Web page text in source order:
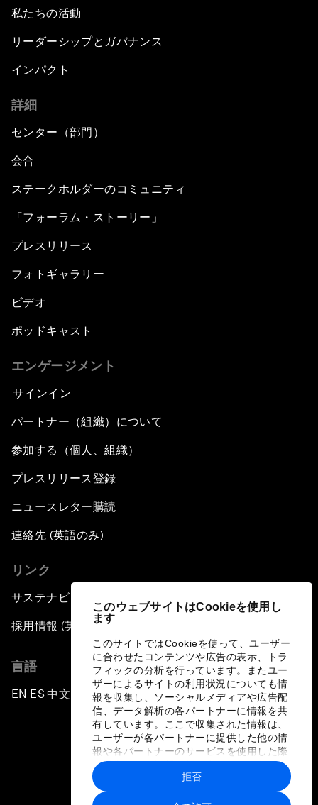
このウェブサイトはCookieを使用し
ます
このサイトではCookieを使って、ユーザー
に合わせたコンテンツや広告の表示、トラ
フィックの分析を行っています。またユー
ザーによるサイトの利用状況についても情
報を収集し、ソーシャルメディアや広告配
信、データ解析の各パートナーに情報を共
有しています。ここで収集された情報は、
ユーザーが各パートナーに提供した他の情
報や各パートナーのサービスを使用した際
に収集された情報と組み合わされ、各パー
トナーによって使用されることがありま
す。
拒否
私たちの活動
リーダーシップとガバナンス
インパクト
詳細
センター（部門）
会合
ステークホルダーのコミュニティ
「フォーラム・ストーリー」
プレスリリース
フォトギャラリー
ビデオ
ポッドキャスト
エンゲージメント
サインイン
パートナー（組織）について
参加する（個人、組織）
プレスリリース登録
ニュースレター購読
連絡先 (英語のみ)
リンク
サステナビリティへの取り組み
採用情報 (英語のみ)
言語
EN ▪ES▪中文▪ 日本語
プライバシーポリシーと利用規約